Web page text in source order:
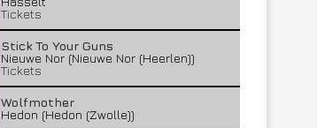
Tickets
Stick To Your Guns
Nieuwe Nor (Nieuwe Nor (Heerlen))
Tickets
Wolfmother
Hedon (Hedon (Zwolle))